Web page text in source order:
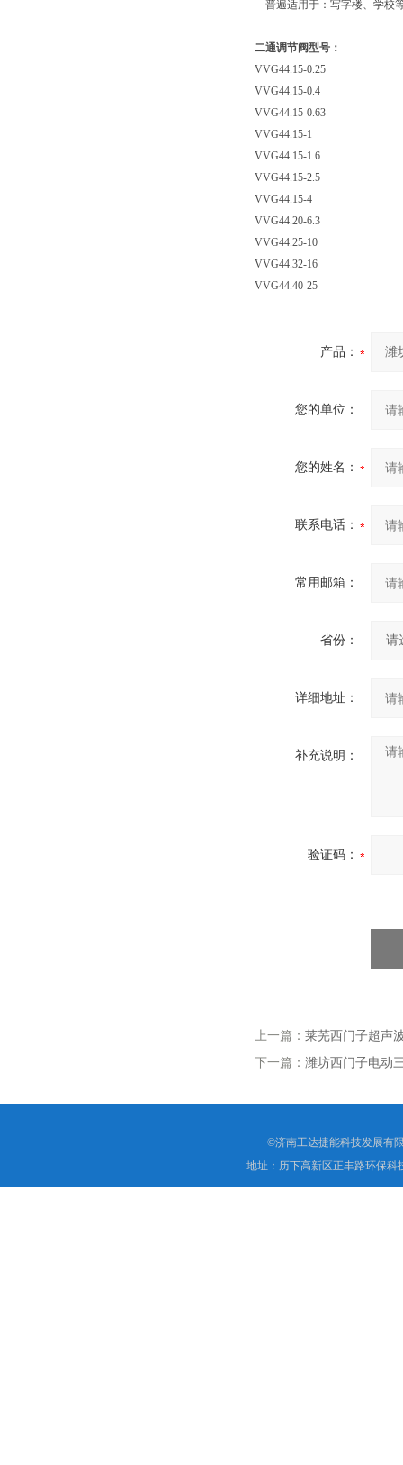
普遍适用于：写字楼、学校
二通调节阀型号：
VVG44.15-0.25
VVG44.15-0.4
VVG44.15-0.63
VVG44.15-1
VVG44.15-1.6
VVG44.15-2.5
VVG44.15-4
VVG44.20-6.3
VVG44.25-10
VVG44.32-16
VVG44.40-25
产品：
您的单位：
您的姓名：
联系电话：
常用邮箱：
省份：
详细地址：
补充说明：
验证码：
上一篇： 莱芜西门子超声
下一篇： 潍坊西门子电动
©济南工达捷能科技发展有
地址：历下高新区正丰路环保科